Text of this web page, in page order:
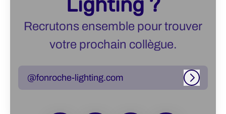
Lighting ?
Recrutons ensemble pour trouver
votre prochain collègue.
@fonroche-lighting.com